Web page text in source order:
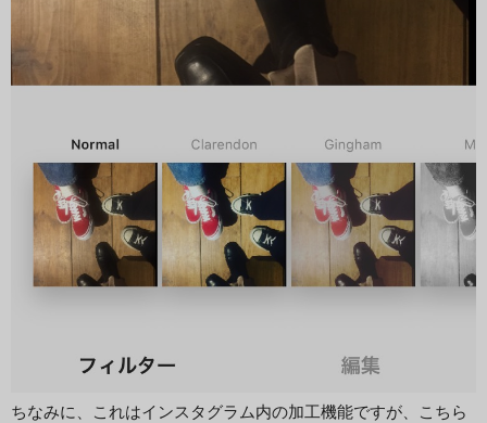
ちなみに、これはインスタグラム内の加工機能ですが、こちら